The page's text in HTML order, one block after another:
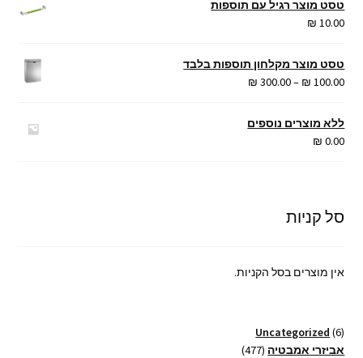
טסט מוצר רגיל עם תוספות
₪ 10.00
טסט מוצר מקלחון תוספות בלבד
₪ 100.00
–
₪ 300.00
טווח
ללא מוצרים נוספים
₪ 0.00
סל קניות
אין מוצרים בסל הקניות.
Uncategorized 6
6
מוצרים
אביזרי אמבטיה 477
477